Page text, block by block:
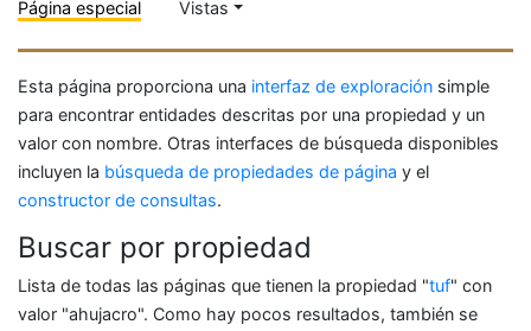
Página especial Vistas
Esta página proporciona una interfaz de exploración simple
para encontrar entidades descritas por una propiedad y un
valor con nombre. Otras interfaces de búsqueda disponibles
incluyen la búsqueda de propiedades de página y el
constructor de consultas.
Buscar por propiedad
Lista de todas las páginas que tienen la propiedad "tuf" con
valor "ahujacro". Como hay pocos resultados, también se